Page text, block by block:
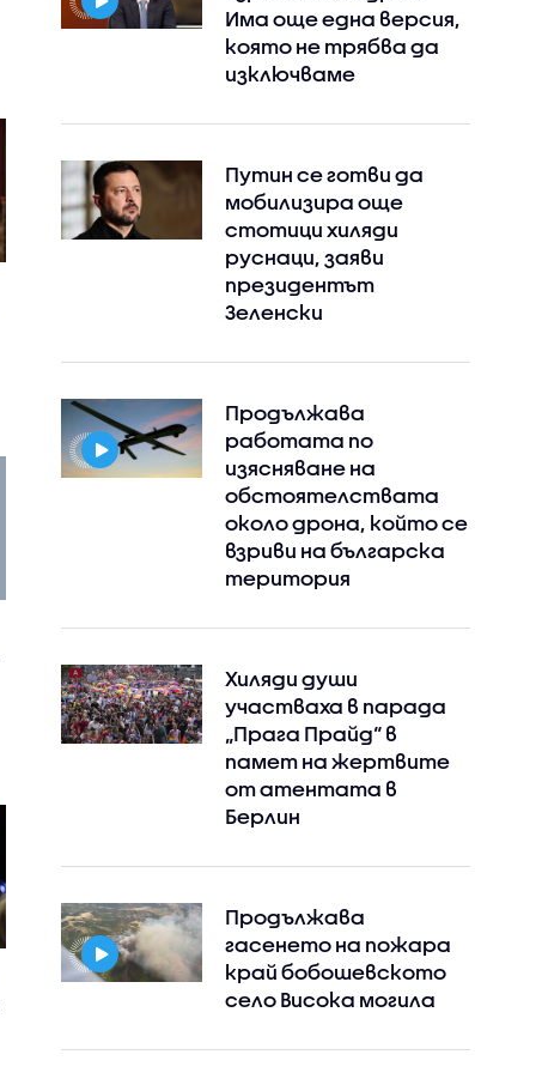
Има още една версия,
която не трябва да
изключваме
Путин се готви да
мобилизира още
стотици хиляди
руснаци, заяви
президентът
Зеленски
Продължава
работата по
изясняване на
обстоятелствата
около дрона, който се
взриви на българска
територия
Хиляди души
участваха в парада
„Прага Прайд“ в
памет на жертвите
от атентата в
Берлин
Продължава
гасенето на пожара
край бобошевското
село Висока могила